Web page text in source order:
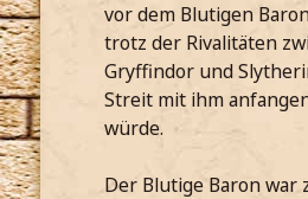
vor dem Blutigen
trotz der Rivalitäten
Gryffindor und
Streit mit ihm
würde.
Der Blutige Baron war